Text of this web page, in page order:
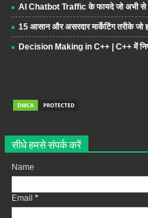
AI Chatbot Traffic के फायदे जो अभी से
15 आसान और असरदार मार्केटिंग तरीके जो
Decision Making in C++ | C++ में
सीधे हमसे संपर्क करें
Name
Email *